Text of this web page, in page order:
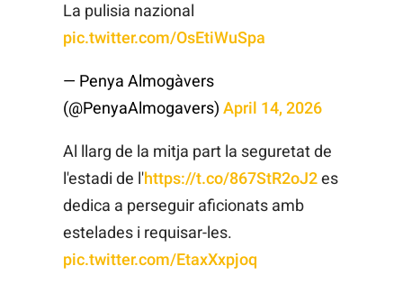
La pulisia nazional
pic.twitter.com/OsEtiWuSpa
— Penya Almogàvers
(@PenyaAlmogavers) April 14, 2026
Al llarg de la mitja part la seguretat de
l'estadi de l'https://t.co/867StR2oJ2es
dedica a perseguir aficionats amb
estelades i requisar-les.
pic.twitter.com/EtaxXxpjoq